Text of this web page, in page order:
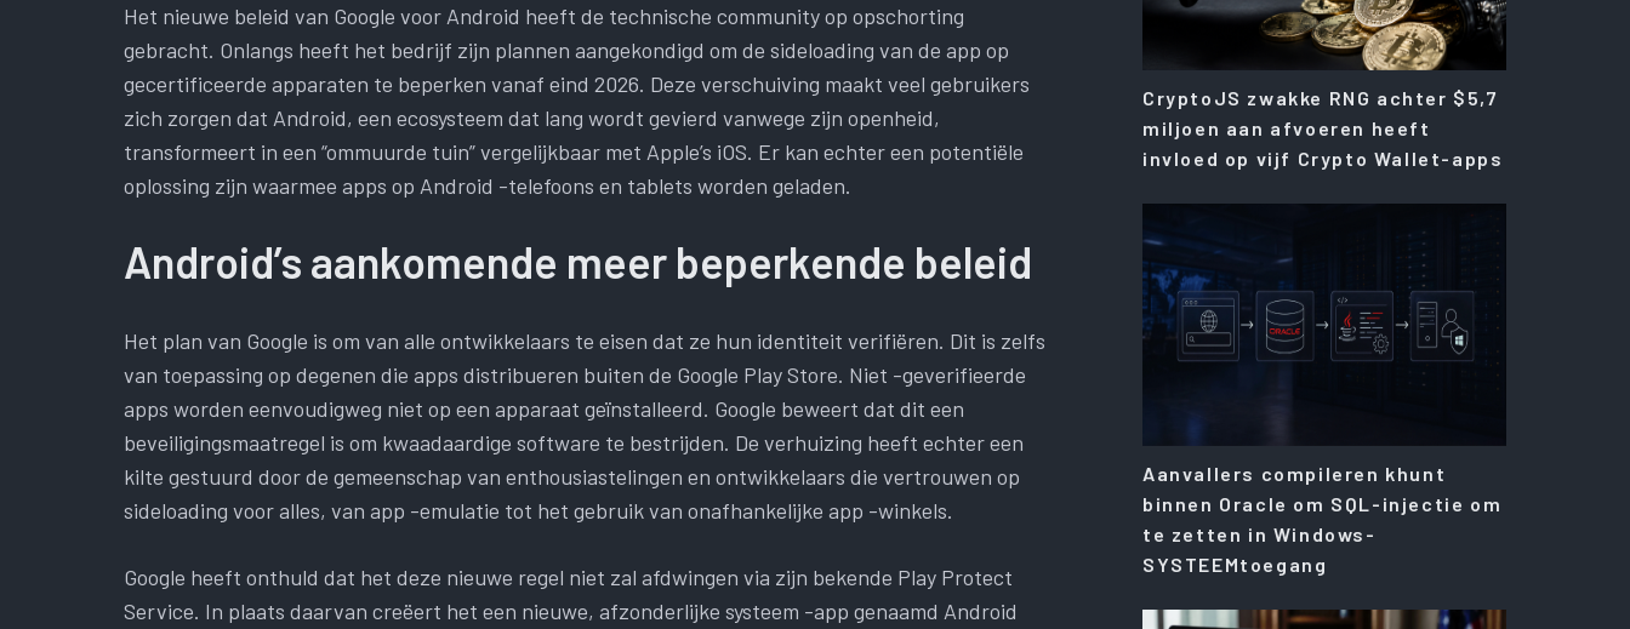
Het nieuwe beleid van Google voor Android heeft de technische community op opschorting
gebracht. Onlangs heeft het bedrijf zijn plannen aangekondigd om de sideloading van de app op
gecertificeerde apparaten te beperken vanaf eind 2026. Deze verschuiving maakt veel gebruikers
zich zorgen dat Android, een ecosysteem dat lang wordt gevierd vanwege zijn openheid,
transformeert in een “ommuurde tuin” vergelijkbaar met Apple’s iOS. Er kan echter een potentiële
oplossing zijn waarmee apps op Android -telefoons en tablets worden geladen.
Android’s aankomende meer beperkende beleid
Het plan van Google is om van alle ontwikkelaars te eisen dat ze hun identiteit verifiëren. Dit is zelfs
van toepassing op degenen die apps distribueren buiten de Google Play Store. Niet -geverifieerde
apps worden eenvoudigweg niet op een apparaat geïnstalleerd. Google beweert dat dit een
beveiligingsmaatregel is om kwaadaardige software te bestrijden. De verhuizing heeft echter een
kilte gestuurd door de gemeenschap van enthousiastelingen en ontwikkelaars die vertrouwen op
sideloading voor alles, van app -emulatie tot het gebruik van onafhankelijke app -winkels.
Google heeft onthuld dat het deze nieuwe regel niet zal afdwingen via zijn bekende Play Protect
Service. In plaats daarvan creëert het een nieuwe, afzonderlijke systeem -app genaamd Android
CryptoJS zwakke RNG achter $5,7
miljoen aan afvoeren heeft
invloed op vijf Crypto Wallet-apps
Aanvallers compileren khunt
binnen Oracle om SQL-injectie om
te zetten in Windows-
SYSTEEMtoegang